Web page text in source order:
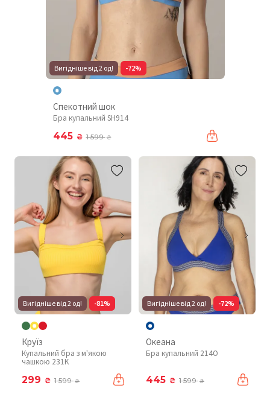
Вигідніше від 2 од! -72%
Спекотний шок
Бра купальний SH914
445 ₴ 1 599₴
Вигідніше від 2 од! -81%
Круїз
Купальний бра з м'якою
чашкою 231K
299 ₴ 1 599₴
Вигідніше від 2 од! -72%
Океана
Бра купальний 214O
445 ₴ 1 599₴